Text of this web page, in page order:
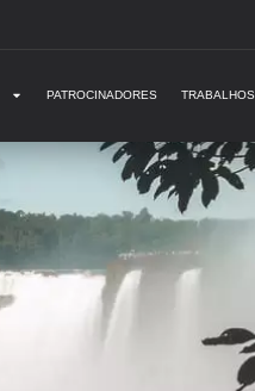
PATROCINADORES TRABALHOS